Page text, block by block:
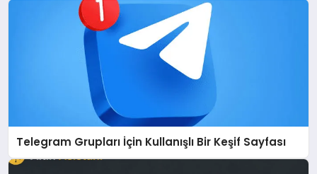
Telegram Grupları İçin Kullanışlı Bir Keşif Sayfası